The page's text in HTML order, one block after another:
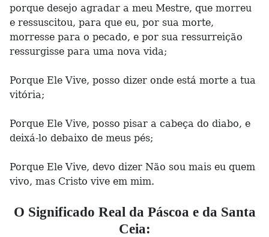
porque desejo agradar a meu Mestre, que morreu
e ressuscitou, para que eu, por sua morte,
morresse para o pecado, e por sua ressurreição
ressurgisse para uma nova vida;
Porque Ele Vive, posso dizer onde está morte a tua
vitória;
Porque Ele Vive, posso pisar a cabeça do diabo, e
deixá-lo debaixo de meus pés;
Porque Ele Vive, devo dizer Não sou mais eu quem
vivo, mas Cristo vive em mim.
O Significado Real da Páscoa e da Santa
Ceia: